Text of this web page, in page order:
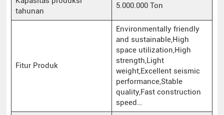
tahunan
5.000.000 Ton
Fitur Produk
Environmentally friendly
and sustainable,High
space utilization,High
strength,Light
weight,Excellent seismic
performance,Stable
quality,Fast construction
speed…